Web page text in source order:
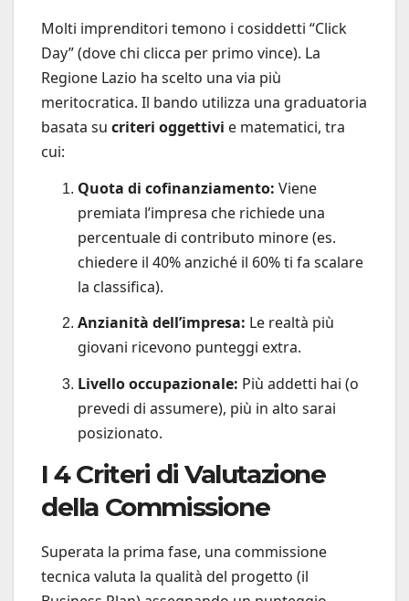
Molti imprenditori temono i cosiddetti “Click
Day” (dove chi clicca per primo vince). La
Regione Lazio ha scelto una via più
meritocratica. Il bando utilizza una graduatoria
basata su criteri oggettivi e matematici, tra
cui:
Quota di cofinanziamento: Viene
premiata l’impresa che richiede una
percentuale di contributo minore (es.
chiedere il 40% anziché il 60% ti fa scalare
la classifica).
Anzianità dell’impresa: Le realtà più
giovani ricevono punteggi extra.
Livello occupazionale: Più addetti hai (o
prevedi di assumere), più in alto sarai
posizionato.
I 4 Criteri di Valutazione
della Commissione
Superata la prima fase, una commissione
tecnica valuta la qualità del progetto (il